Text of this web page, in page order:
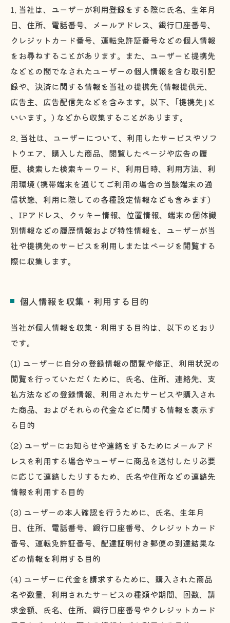
1. 当社は、ユーザーが利用登録をする際に氏名、生年月
日、住所、電話番号、メールアドレス、銀行口座番号、
クレジットカード番号、運転免許証番号などの個人情報
をお尋ねすることがあります。また、ユーザーと提携先
などとの間でなされたユーザーの個人情報を含む取引記
録や、決済に関する情報を当社の提携先 (情報提供元、
広告主、広告配信先などを含みます。以下、｢提携先｣と
いいます。) などから収集することがあります。
2. 当社は、ユーザーについて、利用したサービスやソフ
トウエア、購入した商品、閲覧したページや広告の履
歴、検索した検索キーワード、利用日時、利用方法、利
用環境 (携帯端末を通じてご利用の場合の当該端末の通
信状態、利用に際しての各種設定情報なども含みます)
、IPアドレス、クッキー情報、位置情報、端末の個体識
別情報などの履歴情報および特性情報を、ユーザーが当
社や提携先のサービスを利用しまたはページを閲覧する
際に収集します。
個人情報を収集・利用する目的
当社が個人情報を収集・利用する目的は、以下のとおり
です。
(1) ユーザーに自分の登録情報の閲覧や修正、利用状況の
閲覧を行っていただくために、氏名、住所、連絡先、支
払方法などの登録情報、利用されたサービスや購入され
た商品、およびそれらの代金などに関する情報を表示す
る目的
(2) ユーザーにお知らせや連絡をするためにメールアド
レスを利用する場合やユーザーに商品を送付したり必要
に応じて連絡したりするため、氏名や住所などの連絡先
情報を利用する目的
(3) ユーザーの本人確認を行うために、氏名、生年月
日、住所、電話番号、銀行口座番号、クレジットカード
番号、運転免許証番号、配達証明付き郵便の到達結果な
どの情報を利用する目的
(4) ユーザーに代金を請求するために、購入された商品
名や数量、利用されたサービスの種類や期間、回数、請
求金額、氏名、住所、銀行口座番号やクレジットカード